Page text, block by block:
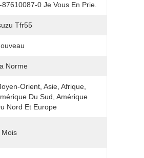
87610087-0 Je Vous En Prie.
Tfr55
Norme
Orient, Asie, Afrique,
Du Sud, Amérique
Nord Et Europe
Mois